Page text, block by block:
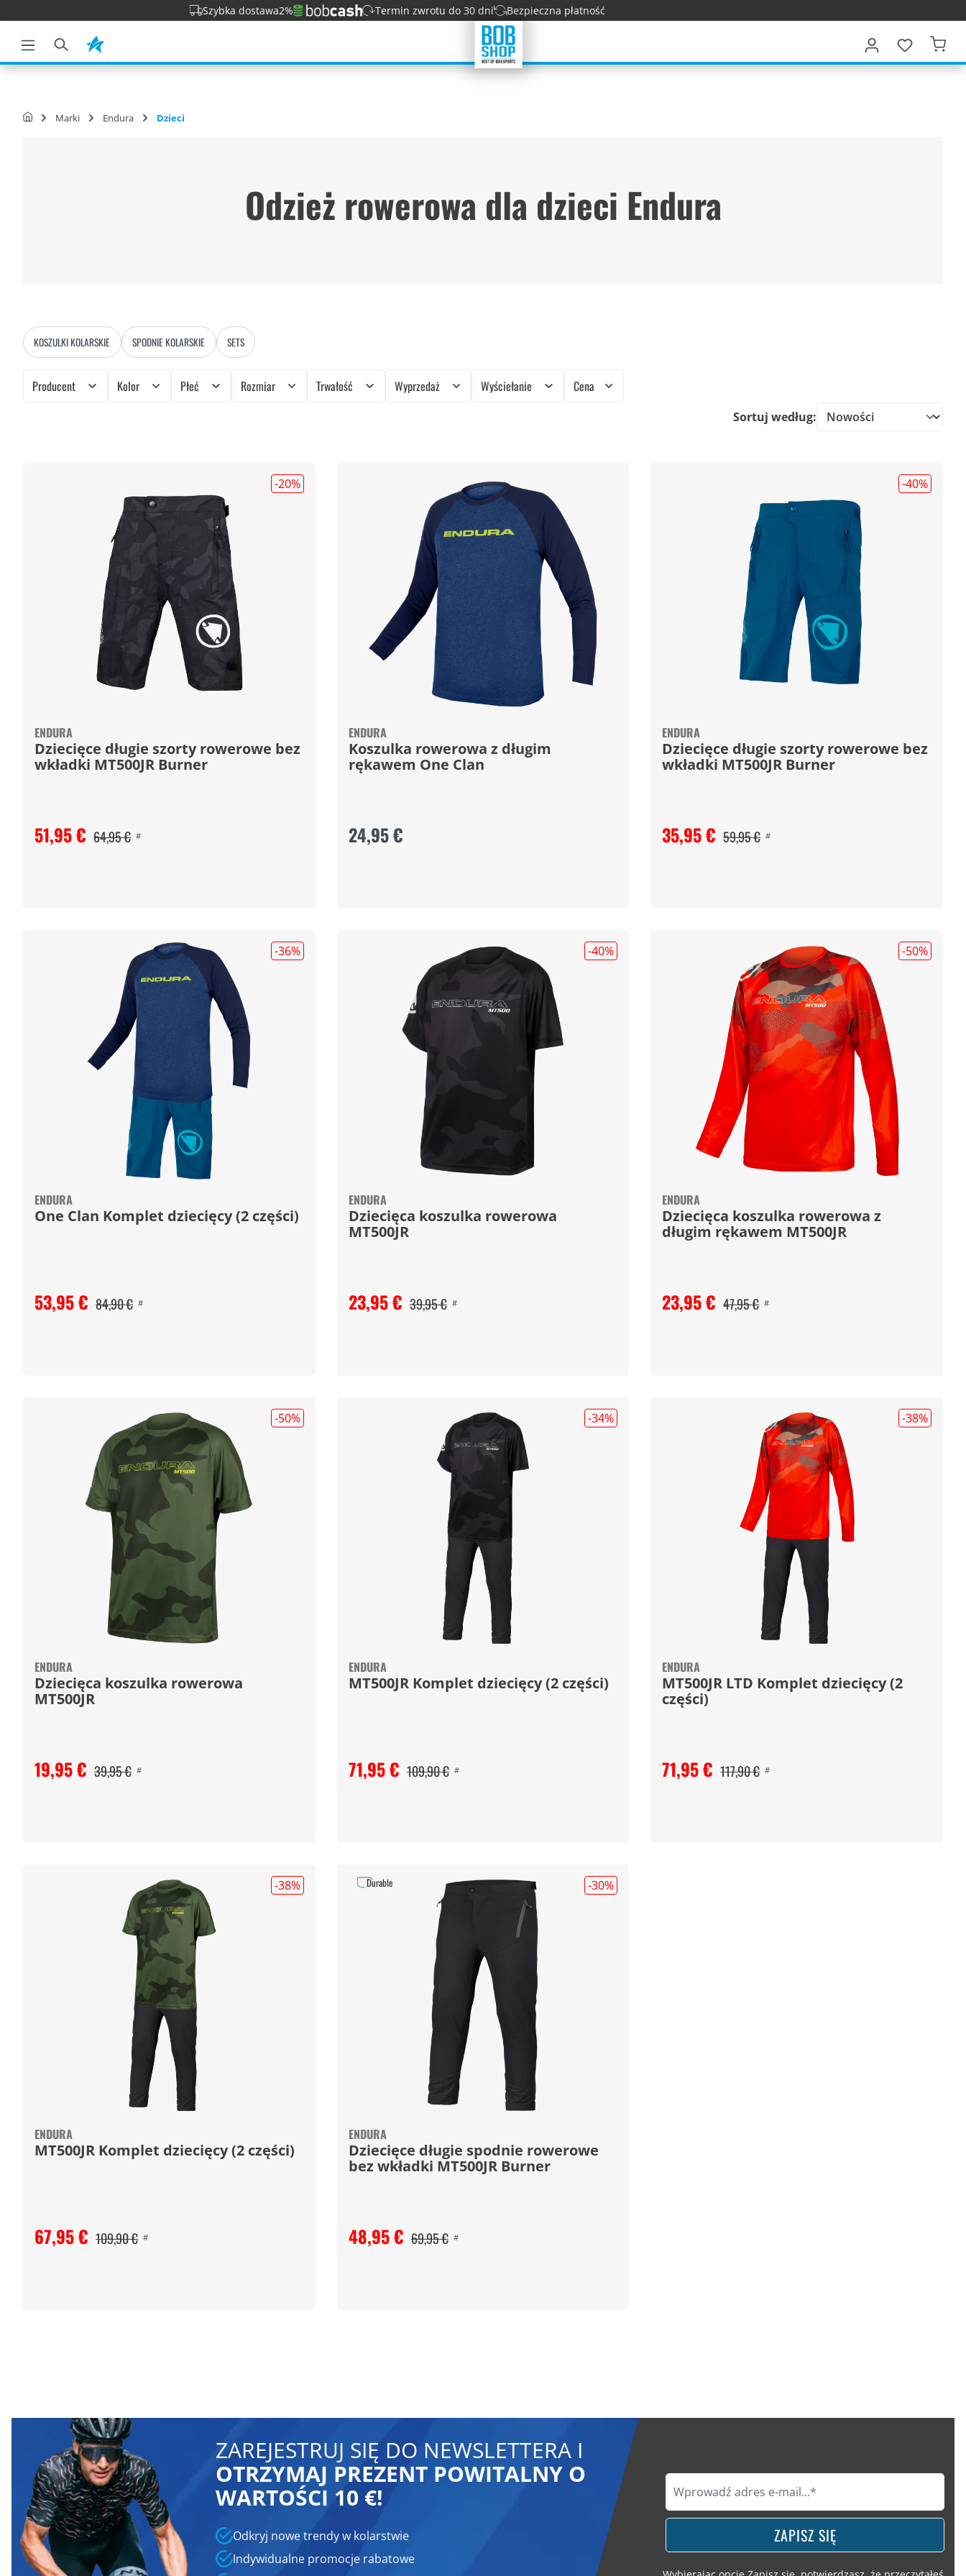
Przejdź do głównej nawigacji
Szybka dostawa2% Termin zwrotu do 30 dni Bezpieczna płatność
Marki Endura Dzieci
Odzież rowerowa dla dzieci Endura
KOSZULKI KOLARSKIE SPODNIE KOLARSKIE SETS
Producent Kolor Płeć Rozmiar Trwałość Wyprzedaż Wyściełanie Cena
Sortuj według:
-20%
ENDURA
Dziecięce długie szorty rowerowe bez
wkładki MT500JR Burner
51,95 € 64,95 € #
ENDURA
Koszulka rowerowa z długim
rękawem One Clan
24,95 €
-40%
ENDURA
Dziecięce długie szorty rowerowe bez
wkładki MT500JR Burner
35,95 € 59,95 € #
-36%
ENDURA
One Clan Komplet dziecięcy (2 części)
53,95 € 84,90 € #
-40%
ENDURA
Dziecięca koszulka rowerowa
MT500JR
23,95 € 39,95 € #
-50%
ENDURA
Dziecięca koszulka rowerowa z
długim rękawem MT500JR
23,95 € 47,95 € #
-50%
ENDURA
Dziecięca koszulka rowerowa
MT500JR
19,95 € 39,95 € #
-34%
ENDURA
MT500JR Komplet dziecięcy (2 części)
71,95 € 109,90 € #
-38%
ENDURA
MT500JR LTD Komplet dziecięcy (2
części)
71,95 € 117,90 € #
-38%
ENDURA
MT500JR Komplet dziecięcy (2 części)
67,95 € 109,90 € #
-30%
ENDURA
Dziecięce długie spodnie rowerowe
bez wkładki MT500JR Burner
48,95 € 69,95 € #
Durable
ZAREJESTRUJ SIĘ DO NEWSLETTERA I
OTRZYMAJ PREZENT POWITALNY O
WARTOŚCI 10 €!
Odkryj nowe trendy w kolarstwie
Indywidualne promocje rabatowe
ZAPISZ SIĘ